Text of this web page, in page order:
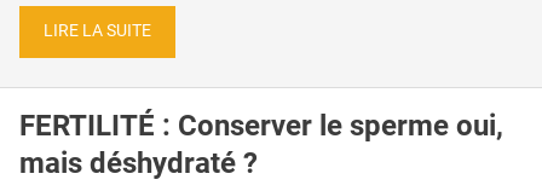
LIRE LA SUITE
FERTILITÉ : Conserver le sperme oui,
mais déshydraté ?